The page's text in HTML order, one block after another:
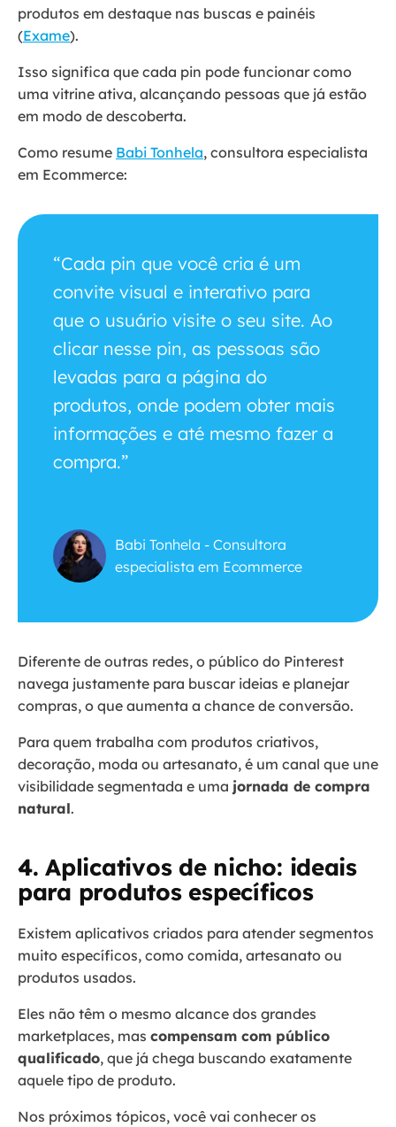
produtos em destaque nas buscas e painéis
(Exame).
Isso significa que cada pin pode funcionar como
uma vitrine ativa, alcançando pessoas que já estão
em modo de descoberta.
Como resume Babi Tonhela, consultora especialista
em Ecommerce:
“Cada pin que você cria é um
convite visual e interativo para
que o usuário visite o seu site. Ao
clicar nesse pin, as pessoas são
levadas para a página do
produtos, onde podem obter mais
informações e até mesmo fazer a
compra.”
Babi Tonhela - Consultora
especialista em Ecommerce
Diferente de outras redes, o público do Pinterest
navega justamente para buscar ideias e planejar
compras, o que aumenta a chance de conversão.
Para quem trabalha com produtos criativos,
decoração, moda ou artesanato, é um canal que une
visibilidade segmentada e uma jornada de compra
natural.
4. Aplicativos de nicho: ideais
para produtos específicos
Existem aplicativos criados para atender segmentos
muito específicos, como comida, artesanato ou
produtos usados.
Eles não têm o mesmo alcance dos grandes
marketplaces, mas compensam com público
qualificado, que já chega buscando exatamente
aquele tipo de produto.
Nos próximos tópicos, você vai conhecer os